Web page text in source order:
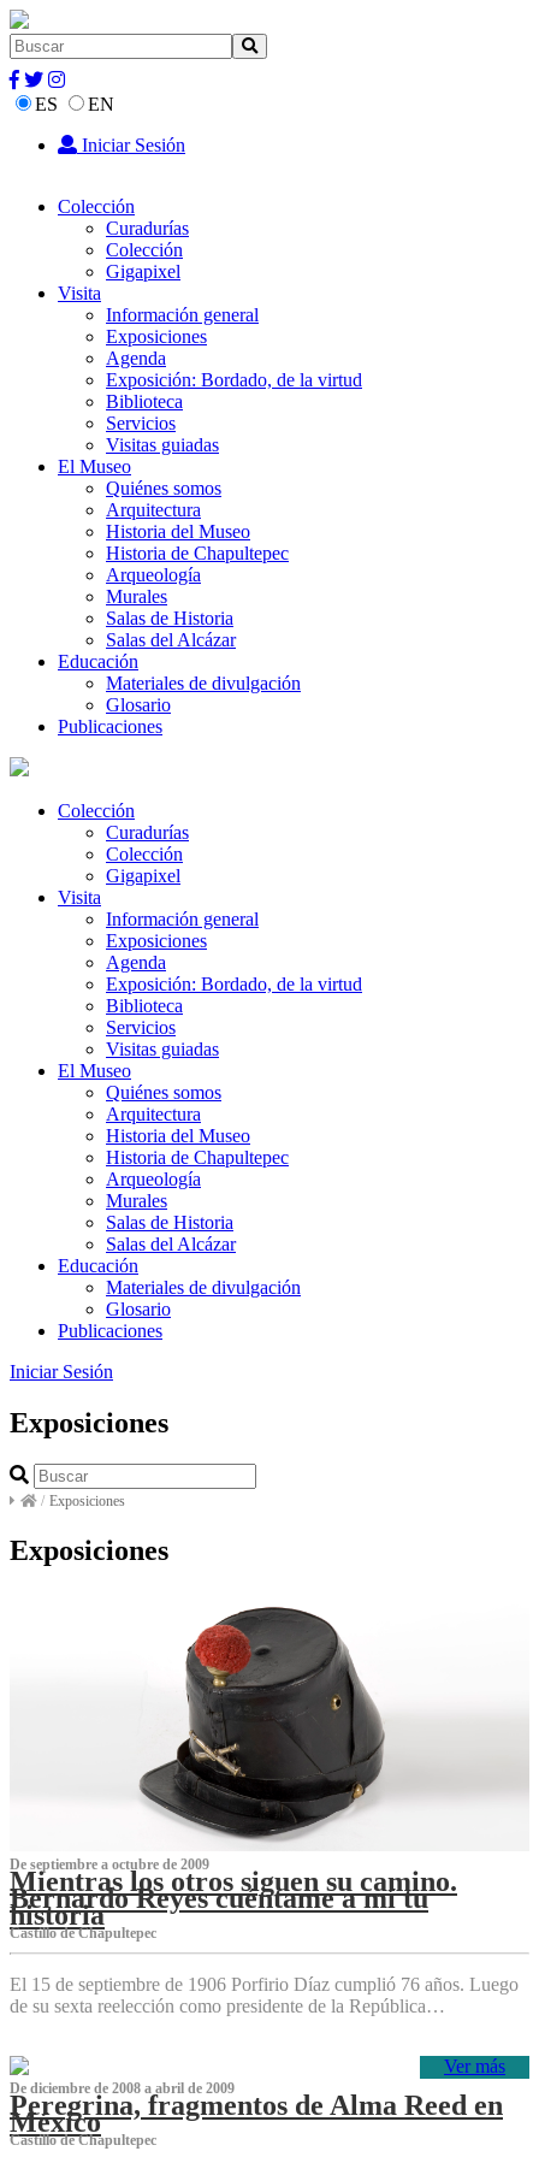
ES
EN
Iniciar Sesión
Colección
Curadurías
Colección
Gigapixel
Visita
Información general
Exposiciones
Agenda
Exposición: Bordado, de la virtud
Biblioteca
Servicios
Visitas guiadas
El Museo
Quiénes somos
Arquitectura
Historia del Museo
Historia de Chapultepec
Arqueología
Murales
Salas de Historia
Salas del Alcázar
Educación
Materiales de divulgación
Glosario
Publicaciones
Colección
Curadurías
Colección
Gigapixel
Visita
Información general
Exposiciones
Agenda
Exposición: Bordado, de la virtud
Biblioteca
Servicios
Visitas guiadas
El Museo
Quiénes somos
Arquitectura
Historia del Museo
Historia de Chapultepec
Arqueología
Murales
Salas de Historia
Salas del Alcázar
Educación
Materiales de divulgación
Glosario
Publicaciones
Iniciar Sesión
Exposiciones
/ Exposiciones
Exposiciones
De septiembre a octubre de 2009
Mientras los otros siguen su camino.
Bernardo Reyes cuéntame a mí tu
historia
Castillo de Chapultepec
El 15 de septiembre de 1906 Porfirio Díaz cumplió 76 años. Luego
de su sexta reelección como presidente de la República…
Ver más
De diciembre de 2008 a abril de 2009
Peregrina, fragmentos de Alma Reed en
México
Castillo de Chapultepec